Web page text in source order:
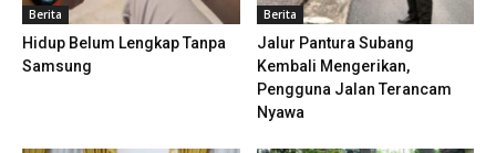
Berita
Hidup Belum Lengkap Tanpa
Samsung
Berita
Jalur Pantura Subang
Kembali Mengerikan,
Pengguna Jalan Terancam
Nyawa